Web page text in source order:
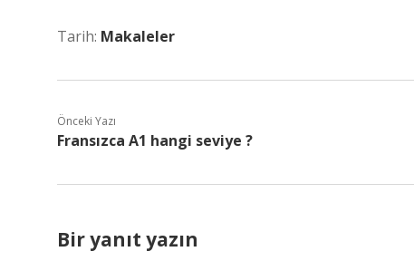
Tarih: Makaleler
Önceki Yazı
Fransızca A1 hangi seviye ?
Bir yanıt yazın